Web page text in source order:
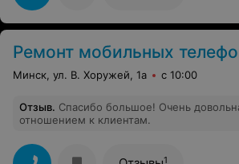
Ремонт мобильных
Минск, ул. В. Хоружей, 1а с 10:00
Отзыв. Спасибо большое! Очень
отношением к клиентам.
1